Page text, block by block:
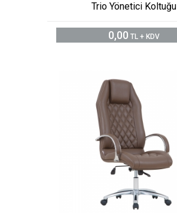
Trio Yönetici Koltuğu
0,00 TL + KDV